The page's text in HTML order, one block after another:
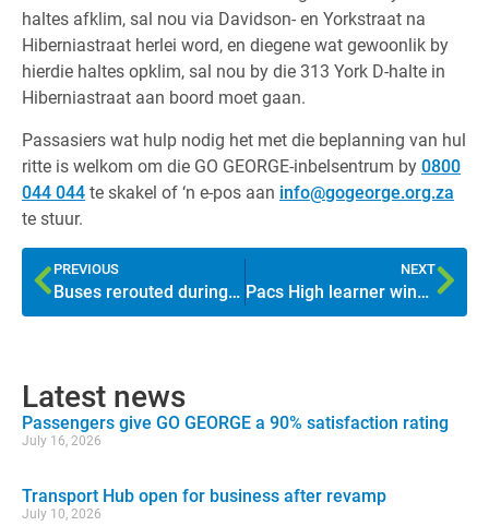
haltes afklim, sal nou via Davidson- en Yorkstraat na
Hiberniastraat herlei word, en diegene wat gewoonlik by
hierdie haltes opklim, sal nou by die 313 York D-halte in
Hiberniastraat aan boord moet gaan.
Passasiers wat hulp nodig het met die beplanning van hul
ritte is welkom om die GO GEORGE-inbelsentrum by 0800
044 044 te skakel of ‘n e-pos aan info@gogeorge.org.za
te stuur.
PREVIOUS
Buses rerouted during road upgrades in CJ Langenhoven Road
NEXT
Pacs High learner wins GO GEORGE rap competition
Latest news
Passengers give GO GEORGE a 90% satisfaction rating
July 16, 2026
Transport Hub open for business after revamp
July 10, 2026